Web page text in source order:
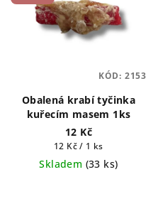
Obalená krabí tyčinka
kuřecím masem 1ks
12 Kč
Měrná
cena:
12 Kč / 1 ks
Skladem (33 ks)
KÓD: 2153